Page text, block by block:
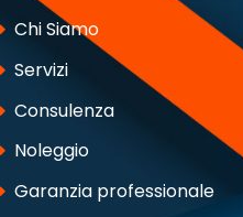
Chi Siamo
Servizi
Consulenza
Noleggio
Garanzia professionale